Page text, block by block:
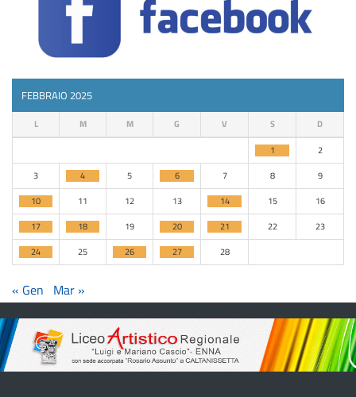
FEBBRAIO 2025
L M M G V S D
1
2
3
4 5 6 7 8
9
10
11 12 13 14 15
16
17
18 19 20 21 22
23
24
25 26 27 28
« Gen Mar »